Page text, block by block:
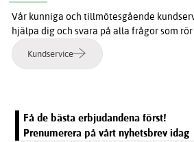
Vår kunniga och tillmötesgående
hjälpa dig och svara på alla frågor som
Kundservice
Få de bästa erbjudandena först!
Prenumerera på vårt nyhetsbrev idag